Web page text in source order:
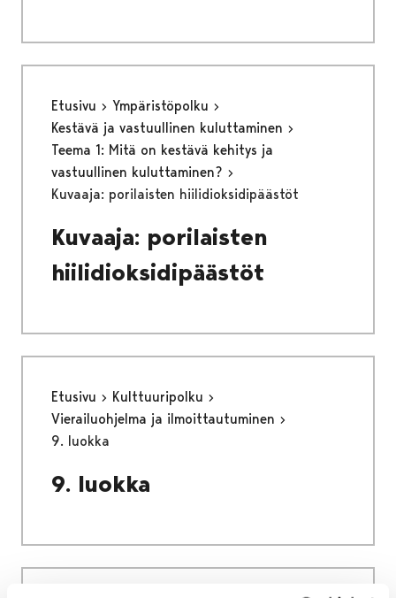
Etusivu
Ympäristöpolku
Kestävä ja vastuullinen kuluttaminen
Teema 1: Mitä on kestävä kehitys ja
vastuullinen kuluttaminen?
Kuvaaja: porilaisten hiilidioksidipäästöt
Kuvaaja: porilaisten
hiilidioksidipäästöt
Etusivu
Kulttuuripolku
Vierailuohjelma ja ilmoittautuminen
9. luokka
9. luokka